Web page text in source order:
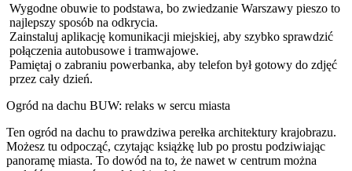
Wygodne obuwie to podstawa, bo zwiedzanie Warszawy pieszo to
najlepszy sposób na odkrycia.
Zainstaluj aplikację komunikacji miejskiej, aby szybko sprawdzić
połączenia autobusowe i tramwajowe.
Pamiętaj o zabraniu powerbanka, aby telefon był gotowy do zdjęć
przez cały dzień.
Ogród na dachu BUW: relaks w sercu miasta
Ten ogród na dachu to prawdziwa perełka architektury krajobrazu.
Możesz tu odpocząć, czytając książkę lub po prostu podziwiając
panoramę miasta. To dowód na to, że nawet w centrum można